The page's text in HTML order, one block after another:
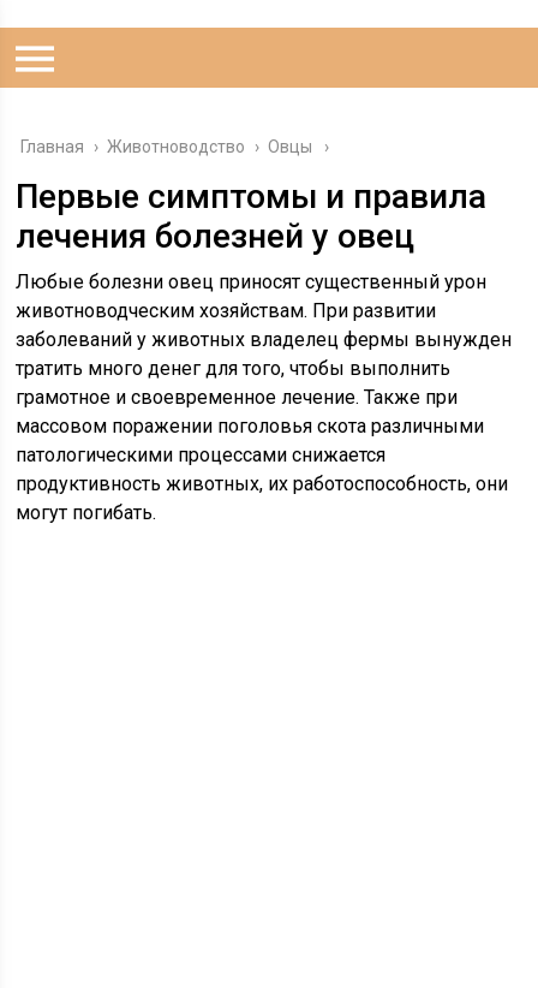
Главная › Животноводство › Овцы
Первые симптомы и правила
лечения болезней у овец
Любые болезни овец приносят существенный урон
животноводческим хозяйствам. При развитии
заболеваний у животных владелец фермы вынужден
тратить много денег для того, чтобы выполнить
грамотное и своевременное лечение. Также при
массовом поражении поголовья скота различными
патологическими процессами снижается
продуктивность животных, их работоспособность, они
могут погибать.